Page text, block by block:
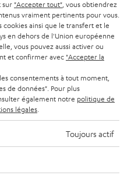
de fautes de frappe et d’autres
ne font pas partie du contenu de
sur "Accepter tout" , vous obtiendrez
vraiment pertinents pour vous.
ainsi que le transfert et le
en dehors de l'Union européenne
vous pouvez aussi activer ou
et confirmer avec "Accepter la
consentements à tout moment,
de données". Pour plus
également notre politique de
légales
Toujours actif